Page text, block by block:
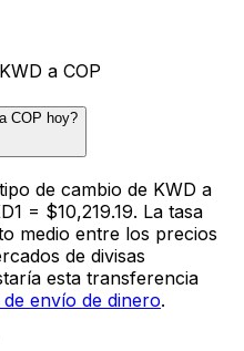
a COP
COP hoy?
de cambio de KWD a
= $10,219.19. La tasa
medio entre los precios
de divisas
esta transferencia
de envío de dinero.